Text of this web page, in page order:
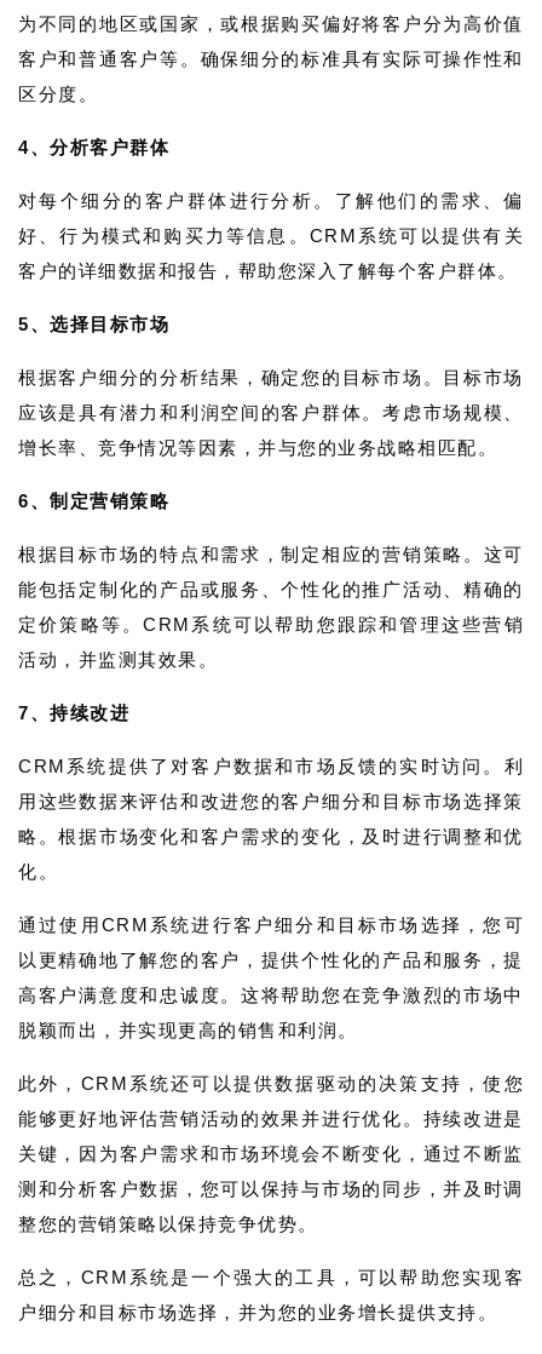
为不同的地区或国家，或根据购买偏好将客户分为高价值
客户和普通客户等。确保细分的标准具有实际可操作性和
区分度。
4、分析客户群体
对每个细分的客户群体进行分析。了解他们的需求、偏
好、行为模式和购买力等信息。CRM系统可以提供有关
客户的详细数据和报告，帮助您深入了解每个客户群体。
5、选择目标市场
根据客户细分的分析结果，确定您的目标市场。目标市场
应该是具有潜力和利润空间的客户群体。考虑市场规模、
增长率、竞争情况等因素，并与您的业务战略相匹配。
6、制定营销策略
根据目标市场的特点和需求，制定相应的营销策略。这可
能包括定制化的产品或服务、个性化的推广活动、精确的
定价策略等。CRM系统可以帮助您跟踪和管理这些营销
活动，并监测其效果。
7、持续改进
CRM系统提供了对客户数据和市场反馈的实时访问。利
用这些数据来评估和改进您的客户细分和目标市场选择策
略。根据市场变化和客户需求的变化，及时进行调整和优
化。
通过使用CRM系统进行客户细分和目标市场选择，您可
以更精确地了解您的客户，提供个性化的产品和服务，提
高客户满意度和忠诚度。这将帮助您在竞争激烈的市场中
脱颖而出，并实现更高的销售和利润。
此外，CRM系统还可以提供数据驱动的决策支持，使您
能够更好地评估营销活动的效果并进行优化。持续改进是
关键，因为客户需求和市场环境会不断变化，通过不断监
测和分析客户数据，您可以保持与市场的同步，并及时调
整您的营销策略以保持竞争优势。
总之，CRM系统是一个强大的工具，可以帮助您实现客
户细分和目标市场选择，并为您的业务增长提供支持。